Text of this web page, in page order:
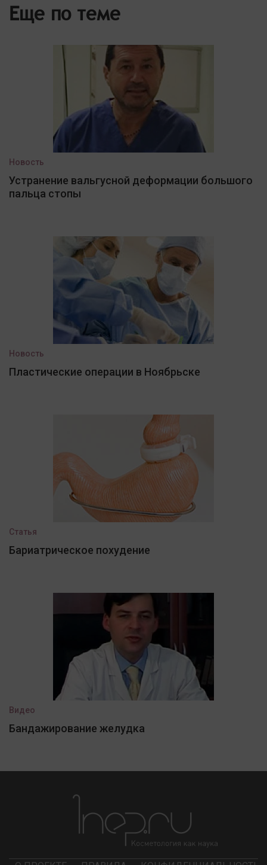
Еще по теме
Новость
Устранение вальгусной деформации большого
пальца стопы
Новость
Пластические операции в Ноябрьске
Статья
Бариатрическое похудение
Видео
Бандажирование желудка